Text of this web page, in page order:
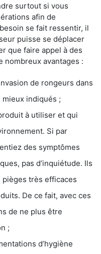
surtout si vous
afin de
se fait ressentir, il
puisse se déplacer
que faire appel à des
avantages :
de rongeurs dans
indiqués ;
à utiliser et qui
Si par
des symptômes
pas d’inquiétude. Ils
très efficaces
De ce fait, avec ces
de ne plus être
;
d’hygiène